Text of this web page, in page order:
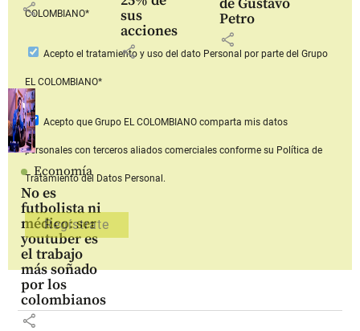
share
sus
acciones
share
Petro
share
Economía
No es
futbolista ni
médico: ser
youtuber es
el trabajo
más soñado
por los
colombianos
share
COLOMBIANO*
Acepto el tratamiento y uso del dato Personal por parte del Grupo
EL COLOMBIANO*
Acepto que Grupo EL COLOMBIANOcomparta mis datos
personales con terceros aliados comerciales conforme su Política de
Tratamiento del Datos Personal.